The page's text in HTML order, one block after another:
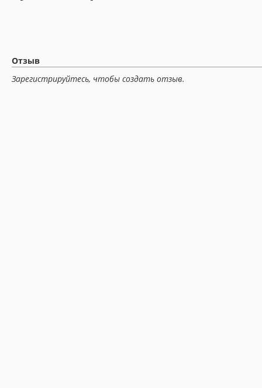
Отзыв
Зарегистрируйтесь, чтобы создать отзыв.